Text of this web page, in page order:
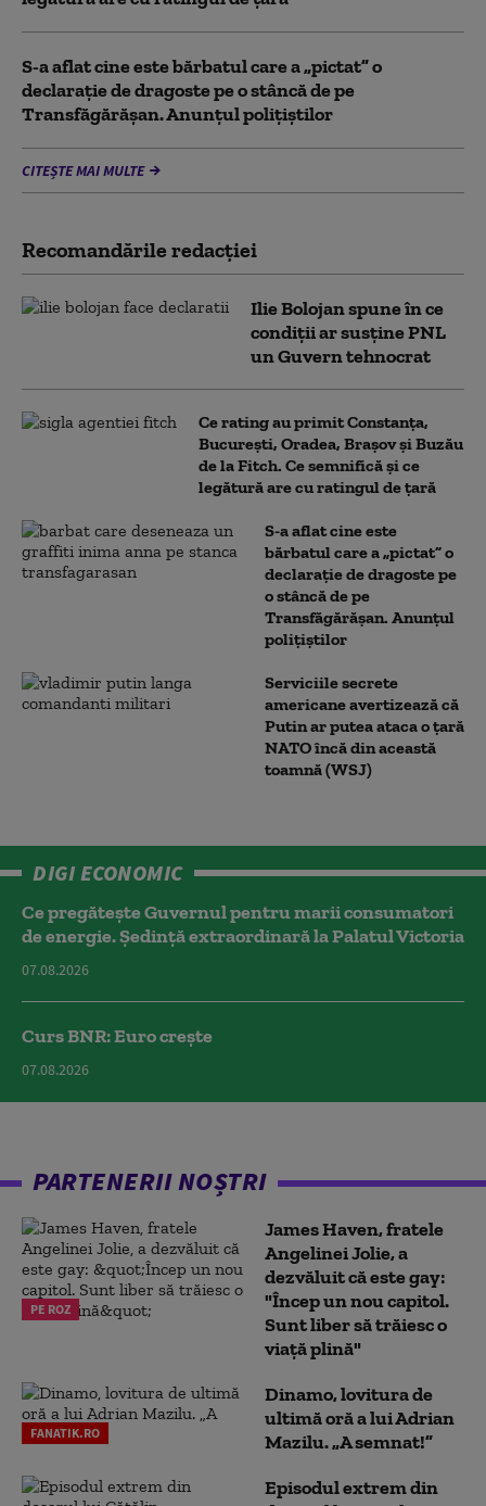
S-a aflat cine este bărbatul care a „pictat” o
declarație de dragoste pe o stâncă de pe
Transfăgărășan. Anunțul polițiștilor
CITEȘTE MAI MULTE
Recomandările redacţiei
Ilie Bolojan spune în ce
condiții ar susține PNL
un Guvern tehnocrat
Ce rating au primit Constanța,
București, Oradea, Brașov și Buzău
de la Fitch. Ce semnifică și ce
legătură are cu ratingul de țară
S-a aflat cine este
bărbatul care a „pictat” o
declarație de dragoste pe
o stâncă de pe
Transfăgărășan. Anunțul
polițiștilor
Serviciile secrete
americane avertizează că
Putin ar putea ataca o țară
NATO încă din această
toamnă (WSJ)
DIGI ECONOMIC
Ce pregătește Guvernul pentru marii consumatori
de energie. Ședință extraordinară la Palatul Victoria
07.08.2026
Curs BNR: Euro crește
07.08.2026
PARTENERII NOȘTRI
PE ROZ
James Haven, fratele
Angelinei Jolie, a
dezvăluit că este gay:
"Încep un nou capitol.
Sunt liber să trăiesc o
viață plină"
FANATIK.RO
Dinamo, lovitura de
ultimă oră a lui Adrian
Mazilu. „A semnat!”
Episodul extrem din